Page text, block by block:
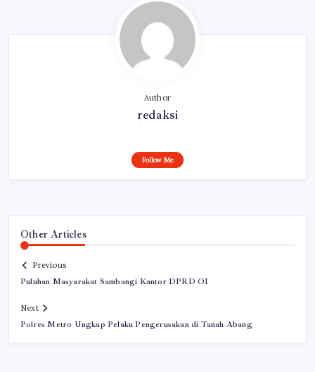
Author
redaksi
Follow Me
Other Articles
Previous
Puluhan Masyarakat Sambangi Kantor DPRD OI
Next
Polres Metro Ungkap Pelaku Pengerusakan di Tanah Abang